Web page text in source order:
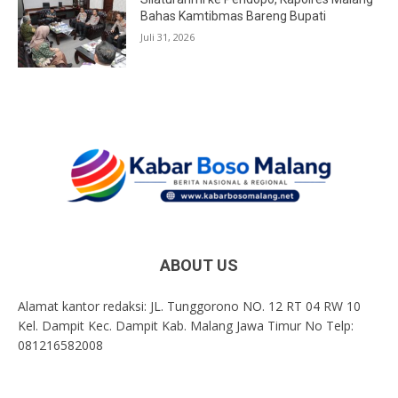
Bahas Kamtibmas Bareng Bupati
Juli 31, 2026
ABOUT US
Alamat kantor redaksi: JL. Tunggorono NO. 12 RT 04 RW 10
Kel. Dampit Kec. Dampit Kab. Malang Jawa Timur No Telp:
081216582008